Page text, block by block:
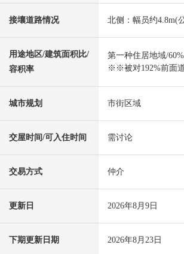
接壤道路情况 北侧：幅员约4.8m(
用途地区/建筑面积比/
容积率
第一种住居地域/
※※被对192%前面道
城市规划 市街区域
交屋时间/可入住时间 需讨论
交易方式 仲介
更新日 2026年8月9日
下期更新日期 2026年8月23日